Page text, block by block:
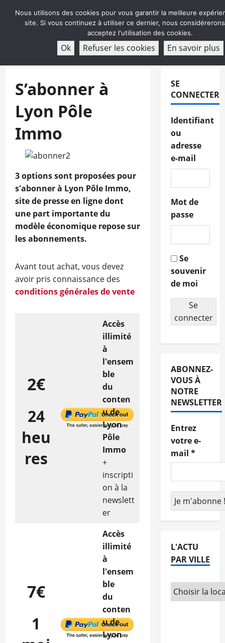
ABONNEMENT
S’abonner à
Lyon Pôle
Immo
3 options sont proposées pour
s'abonner à Lyon Pôle Immo,
site de presse en ligne dont
une part importante du
modèle économique repose sur
les abonnements.
Avant tout achat, vous devez
avoir pris connaissance des
conditions générales de vente
2€
24
heu
res
Accès
illimité
à
l'ensem
ble
du
conten
u de
Lyon
Pôle
Immo
+
inscripti
on à la
newslett
er
7€
1
Accès
illimité
à
l'ensem
ble
du
conten
u de
Lyon
SE
CONNECTER
Identifiant
ou
adresse
e-mail
Mot de
passe
Se
souvenir
de moi
Se
connecter
ABONNEZ-
VOUS À
NOTRE
NEWSLETTER
Entrez
votre e-
mail *
L'ACTU
PAR VILLE
Nous utilisons des cookies pour vous garantir la meilleure
site. Si vous continuez à utiliser ce dernier, nous
acceptez l'utilisation des cookies.
Ok Refuser les cookies En savoir plus